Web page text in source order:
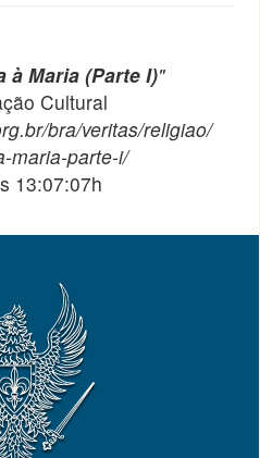
à Maria (Parte I)"
Cultural
bra/veritas/religiao/
maria-parte-i/
13:07:07h